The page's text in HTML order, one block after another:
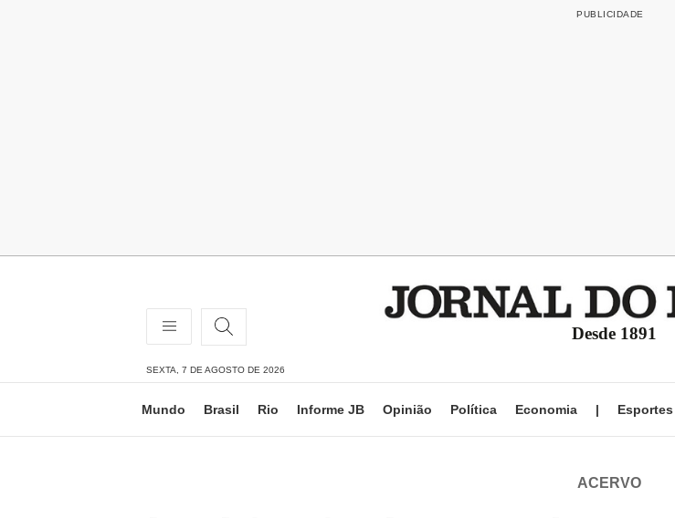
Desde 1891
SEXTA, 7 DE AGOSTO DE 2026
Mundo Brasil Rio Informe JB Opinião Política Economia | Esportes
ACERVO